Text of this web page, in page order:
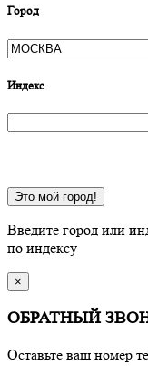
Город
Индекс
Это мой город!
Введите город или
по индексу
×
ОБРАТНЫЙ
Оставьте ваш номер